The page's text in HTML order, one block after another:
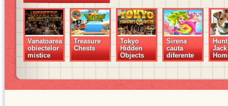
Vanatoarea
obiectelor
mistice
Treasure
Chests
Tokyo
Hidden
Objects
Sirena
cauta
diferente